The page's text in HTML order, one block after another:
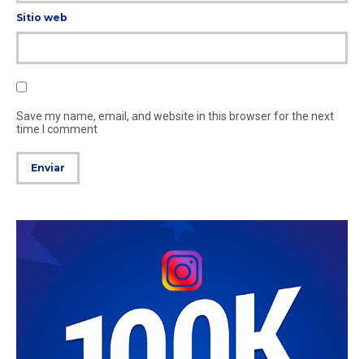
Sitio web
Save my name, email, and website in this browser for the next
time I comment